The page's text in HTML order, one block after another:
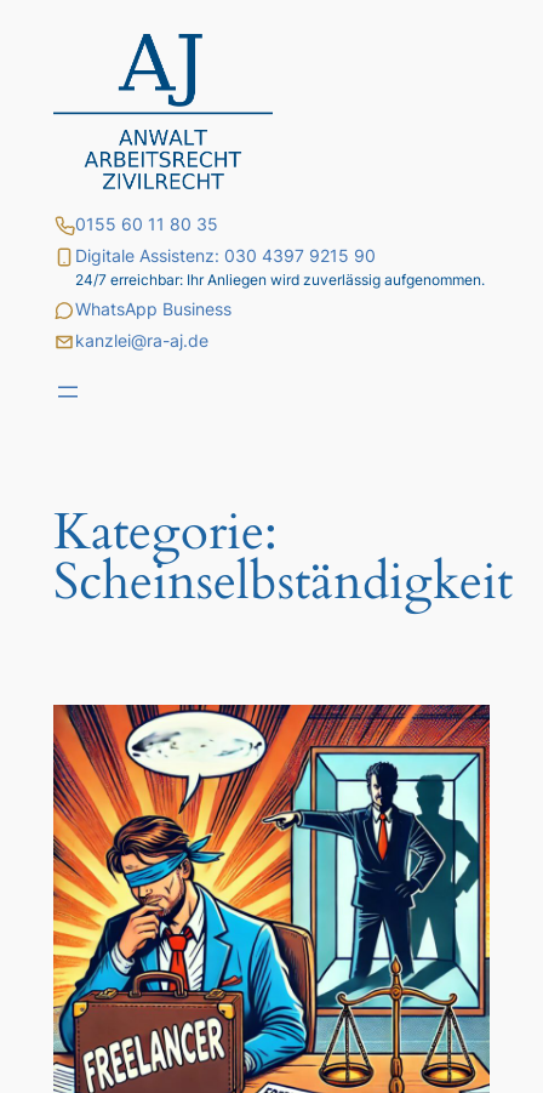
0155 60 11 80 35
Digitale Assistenz: 030 4397 9215 90
24/7 erreichbar: Ihr Anliegen wird zuverlässig aufgenommen.
WhatsApp Business
kanzlei@ra-aj.de
Kategorie:
Scheinselbständigkeit